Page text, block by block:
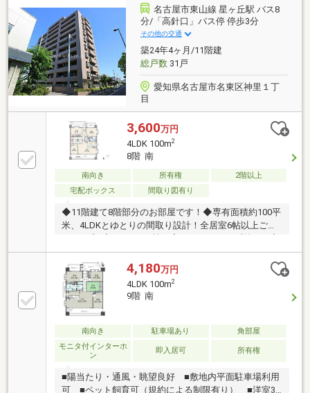
レ交換、洗面所・トイレのフロアタイル張替え、和室
カラー畳交換を実施予定
名古屋市東山線 星ヶ丘駅 バス8
分/「高針口」バス停 停歩3分
その他の交通
築24年4ヶ月/11階建
総戸数31戸
愛知県名古屋市名東区神里１丁
目
3,600万円
4LDK 100m2
8階 南
南向き 所有権
2階以上
宅配ボックス
間取り図有り
◆11階建て8階部分のお部屋です！◆専有面積約100平
米、4LDKとゆとりの間取り設計！全居室6帖以上ござ
二面バルコニー付きの開放感良好な住戸◆全居室収納
付きでお部屋もすっきり、空間を有効に使えます◆南
向きで、明るい陽射しと気持ちの良い風を感じられる
お住まいです！◆LDKは広々約20帖！ご家族揃ってゆ
ったりお過ごしいただけます！◆客間やお子様のお昼
寝スペースとしても利用可能な和室有り！◆浴室やキ
ッチンにも窓が設けられ、換気環境良好！◆バルコニ
ーには便利なスロップシンク付きです！
4,180万円
4LDK 100m2
9階 南
南向き 駐車場あり
角部屋
モニタ付インターホ
ン
即入居可 所有権
■陽当たり・通風・眺望良好 ■敷地内平面駐車場利用
可 ■ペット飼育可（規約による制限有り） ■洋室3